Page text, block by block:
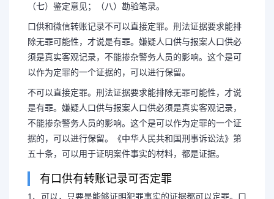
（七）鉴定意见；（八）勘验笔录。
口供和微信转账记录不可以直接定罪。刑法证据要求能排
除无罪可能性，才说是有罪。嫌疑人口供与报案人口供必
须是真实客观记录，不能掺杂警务人员的影响。这个是可
以作为定罪的一个证据的，可以进行保留。
不可以直接定罪。刑法证据要求能排除无罪可能性，才说
是有罪。嫌疑人口供与报案人口供必须是真实客观记录，
不能掺杂警务人员的影响。这个是可以作为定罪的一个证
据的，可以进行保留。《中华人民共和国刑事诉讼法》第
五十条，可以用于证明案件事实的材料，都是证据。
有口供有转账记录可否定罪
1、可以，只要是能够证明犯罪事实的证据都可以定罪。口